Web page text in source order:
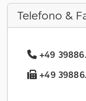
Telefono &
+49
+49